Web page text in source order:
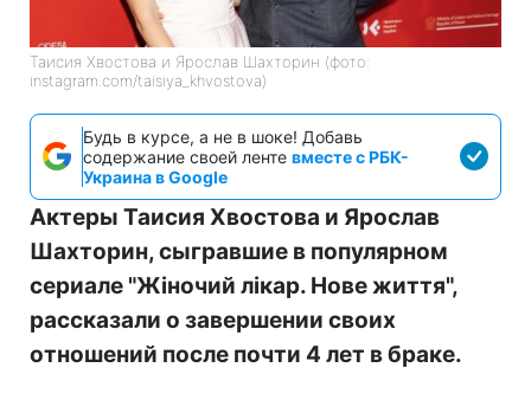
Таисия Хвостова и Ярослав Шахторин (фото:
instagram.com/taisiya_khvostova)
Будь в курсе, а не в шоке! Добавь
содержание своей ленте вместе с РБК-
Украина в Google
Актеры Таисия Хвостова и Ярослав
Шахторин, сыгравшие в популярном
сериале "Жіночий лікар. Нове життя",
рассказали о завершении своих
отношений после почти 4 лет в браке.